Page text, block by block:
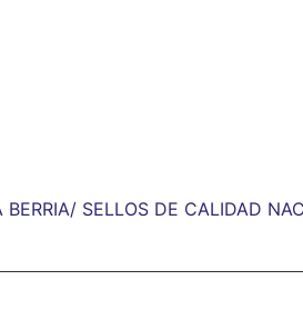
SELLOS DE CALIDAD